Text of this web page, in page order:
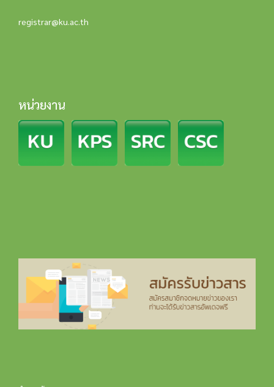
registrar@ku.ac.th
หน่วยงาน